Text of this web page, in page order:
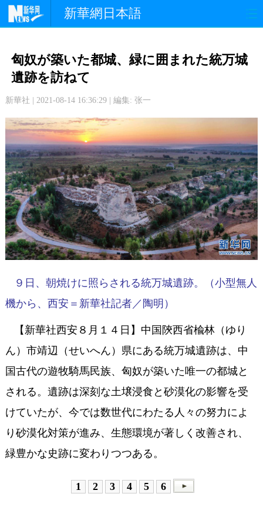
新華網日本語
文 化
中日交流 国 際
写 真
匈奴が築いた都城、緑に囲まれた統万城
遺跡を訪ねて
新華社 | 2021-08-14 16:36:29 | 編集: 张一
９日、朝焼けに照らされる統万城遺跡。（小型無人
機から、西安＝新華社記者／陶明）
【新華社西安８月１４日】中国陝西省楡林（ゆり
ん）市靖辺（せいへん）県にある統万城遺跡は、中
国古代の遊牧騎馬民族、匈奴が築いた唯一の都城と
される。遺跡は深刻な土壌浸食と砂漠化の影響を受
けていたが、今では数世代にわたる人々の努力によ
り砂漠化対策が進み、生態環境が著しく改善され、
緑豊かな史跡に変わりつつある。
1 2 3 4 5 6